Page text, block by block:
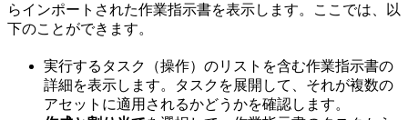
らインポートされた作業指示書を表示します。ここでは、以
下のことができます。
実行するタスク（操作）のリストを含む作業指示書の
詳細を表示します。タスクを展開して、それが複数の
アセットに適用されるかどうかを確認します。